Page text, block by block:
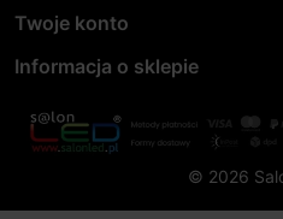
Twoje konto
Informacja o sklepie
© 2026